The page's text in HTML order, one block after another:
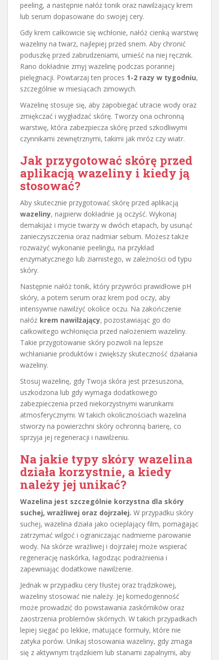
peeling, a następnie nałóż tonik oraz nawilżający krem
lub serum dopasowane do swojej cery.
Gdy krem całkowicie się wchłonie, nałóż cienką warstwę
wazeliny na twarz, najlepiej przed snem. Aby chronić
poduszkę przed zabrudzeniami, umieść na niej ręcznik.
Rano dokładnie zmyj wazelinę podczas porannej
pielęgnacji. Powtarzaj ten proces 1-2 razy w tygodniu,
szczególnie w miesiącach zimowych.
Wazelinę stosuje się, aby zapobiegać utracie wody oraz
zmiękczać i wygładzać skórę. Tworzy ona ochronną
warstwę, która zabezpiecza skórę przed szkodliwymi
czynnikami zewnętrznymi, takimi jak mróz czy wiatr.
Jak przygotować skórę przed
aplikacją wazeliny i kiedy ją
stosować?
Aby skutecznie przygotować skórę przed aplikacją
wazeliny, najpierw dokładnie ją oczyść. Wykonaj
demakijaż i mycie twarzy w dwóch etapach, by usunąć
zanieczyszczenia oraz nadmiar sebum. Możesz także
rozważyć wykonanie peelingu, na przykład
enzymatycznego lub ziarnistego, w zależności od typu
skóry.
Następnie nałóż tonik, który przywróci prawidłowe pH
skóry, a potem serum oraz krem pod oczy, aby
intensywnie nawilżyć okolice oczu. Na zakończenie
nałóż krem nawilżający, pozostawiając go do
całkowitego wchłonięcia przed nałożeniem wazeliny.
Takie przygotowanie skóry pozwoli na lepsze
wchłanianie produktów i zwiększy skuteczność działania
wazeliny.
Stosuj wazelinę, gdy Twoja skóra jest przesuszona,
uszkodzona lub gdy wymaga dodatkowego
zabezpieczenia przed niekorzystnymi warunkami
atmosferycznymi. W takich okolicznościach wazelina
stworzy na powierzchni skóry ochronną barierę, co
sprzyja jej regeneracji i nawilżeniu.
Na jakie typy skóry wazelina
działa korzystnie, a kiedy
należy jej unikać?
Wazelina jest szczególnie korzystna dla skóry
suchej, wrażliwej oraz dojrzałej. W przypadku skóry
suchej, wazelina działa jako ocieplający film, pomagając
zatrzymać wilgoć i ograniczając nadmierne parowanie
wody. Na skórze wrażliwej i dojrzałej może wspierać
regenerację naskórka, łagodząc podrażnienia i
zapewniając dodatkowe nawilżenie.
Jednak w przypadku cery tłustej oraz trądzikowej,
wazeliny stosować nie należy. Jej komedogenność
może prowadzić do powstawania zaskórników oraz
zaostrzenia problemów skórnych. W takich przypadkach
lepiej sięgać po lekkie, matujące formuły, które nie
zatyka porów. Unikaj stosowania wazeliny, gdy zmaga
się z aktywnym trądzikiem lub stanami zapalnymi, aby